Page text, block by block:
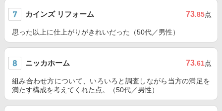
カインズ リフォーム 73.85点
思った以上に仕上がりがきれいだった（50代／男性）
ニッカホーム 73.61点
組み合わせ方について、いろいろと調査しながら当方の満足を
満たす構成を考えてくれた点。（50代／男性）